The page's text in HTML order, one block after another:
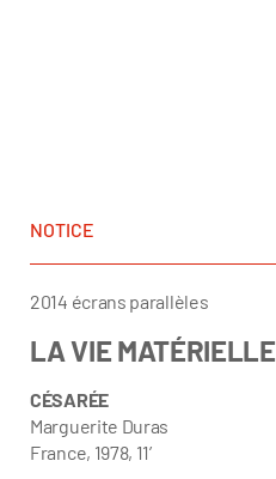
NOTICE
2014 écrans parallèles
LA VIE MATÉRIELLE
CÉSARÉE
Marguerite Duras
France, 1978, 11’